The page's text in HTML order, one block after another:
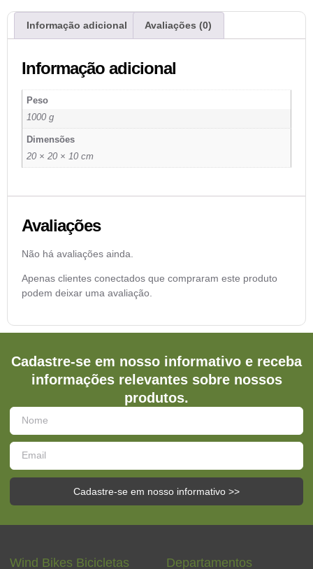
Informação adicional Avaliações (0)
Informação adicional
Peso
1000 g
Dimensões
20 × 20 × 10 cm
Avaliações
Não há avaliações ainda.
Apenas clientes conectados que compraram este produto
podem deixar uma avaliação.
Cadastre-se em nosso informativo e receba
informações relevantes sobre nossos
produtos.
Cadastre-se em nosso informativo >>
Wind Bikes Bicicletas
Departamentos